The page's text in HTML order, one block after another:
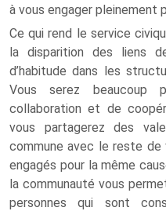
à vous engager pleinement
Ce qui rend le service
la disparition des liens
d’habitude dans les
Vous serez beaucoup
collaboration et de
vous partagerez des
commune avec le reste de
engagés pour la même
la communauté vous
personnes qui sont